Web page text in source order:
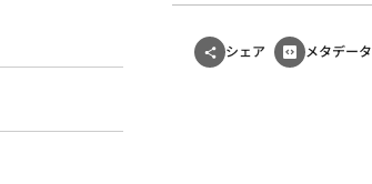
シェア メタデータ